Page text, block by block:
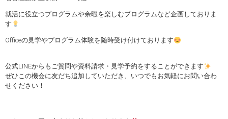
就活に役立つプログラムや余暇を楽しむプログラムなど企画しておりま
す
Officeの見学やプログラム体験を随時受け付けております
公式LINEからもご質問や資料請求・見学予約をすることができます
ぜひこの機会に友だち追加していただき、いつでもお気軽にお問い合わ
せください！